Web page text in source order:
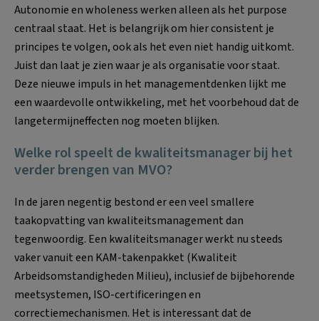
Autonomie en wholeness werken alleen als het purpose
centraal staat. Het is belangrijk om hier consistent je
principes te volgen, ook als het even niet handig uitkomt.
Juist dan laat je zien waar je als organisatie voor staat.
Deze nieuwe impuls in het managementdenken lijkt me
een waardevolle ontwikkeling, met het voorbehoud dat de
langetermijneffecten nog moeten blijken.
Welke rol speelt de kwaliteitsmanager bij het
verder brengen van MVO?
In de jaren negentig bestond er een veel smallere
taakopvatting van kwaliteitsmanagement dan
tegenwoordig. Een kwaliteitsmanager werkt nu steeds
vaker vanuit een KAM-takenpakket (Kwaliteit
Arbeidsomstandigheden Milieu), inclusief de bijbehorende
meetsystemen, ISO-certificeringen en
correctiemechanismen. Het is interessant dat de